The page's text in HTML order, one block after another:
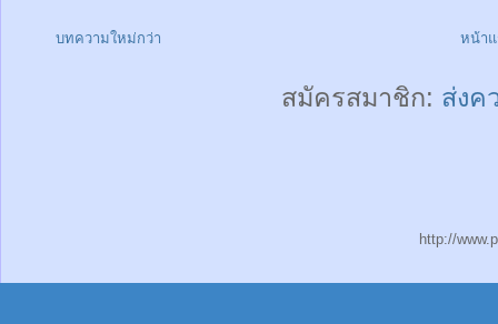
บทความใหม่กว่า หน้า
สมัครสมาชิก: ส่งค
http://